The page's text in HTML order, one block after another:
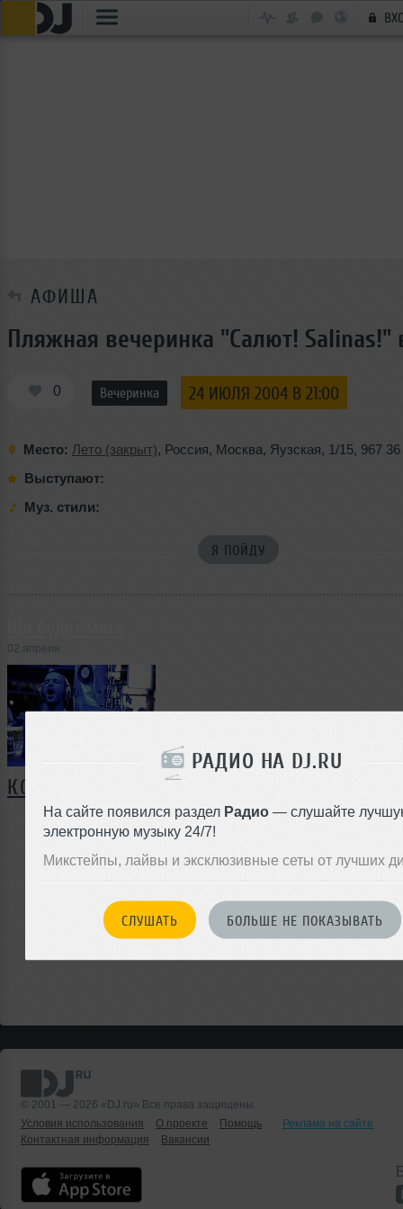
РАДИО НА DJ.RU
На сайте появился раздел Радио — слушайте
электронную музыку 24/7!
Микстейпы, лайвы и эксклюзивные сеты от лучших
СЛУШАТЬ БОЛЬШЕ НЕ ПОКАЗЫВАТЬ
АФИША
Пляжная вечеринка "Салют! Salinas!"
0 Вечеринка 24 ИЮЛЯ 2004 В 21:00
Место: Лето (закрыт), Россия, Москва, Яузская, 1/15, 967
Выступают:
Муз. стили:
Я ПОЙДУ
02 апреля
КОММЕНТАРИИ
ЗАРЕГИСТРИРУЙТЕСЬ
войдите на сайт
чтобы оставить комментарий
© 2001 — 2026 «DJ.ru» Все права защищены.
Условия использования
О проекте Помощь
Реклама на сайте
Контактная информация
Вакансии